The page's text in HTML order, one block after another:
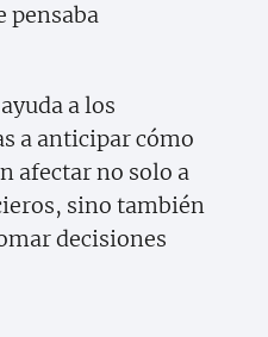
pensaba
a los
a anticipar cómo
afectar no solo a
sino también
decisiones